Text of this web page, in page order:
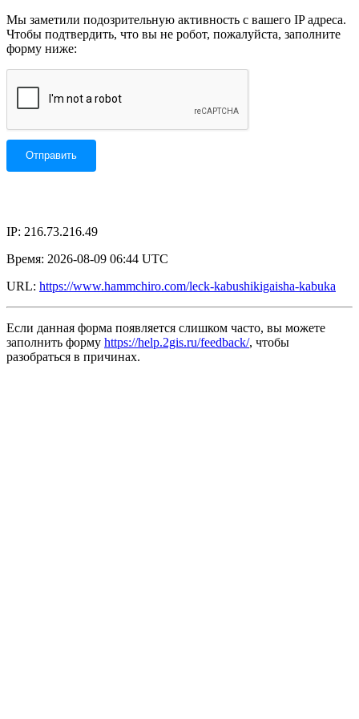
Мы заметили подозрительную активность с вашего IP адреса.
Чтобы подтвердить, что вы не робот, пожалуйста, заполните
форму ниже:
IP: 216.73.216.49
Время: 2026-08-09 06:44 UTC
URL: https://www.hammchiro.com/leck-kabushikigaisha-kabuka
Если данная форма появляется слишком часто, вы можете
заполнить форму https://help.2gis.ru/feedback/, чтобы
разобраться в причинах.